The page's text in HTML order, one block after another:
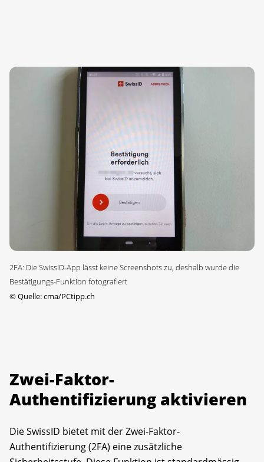
2FA: Die SwissID-App lässt keine Screenshots zu, deshalb wurde die
Bestätigungs-Funktion fotografiert
©Quelle: cma/PCtipp.ch
Zwei-Faktor-
Authentifizierung aktivieren
Die SwissID bietet mit der Zwei-Faktor-
Authentifizierung (2FA) eine zusätzliche